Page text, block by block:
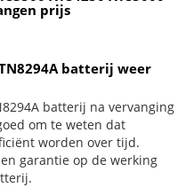
prijs
batterij weer
batterij na vervanging
om te weten dat
worden over tijd.
garantie op de werking